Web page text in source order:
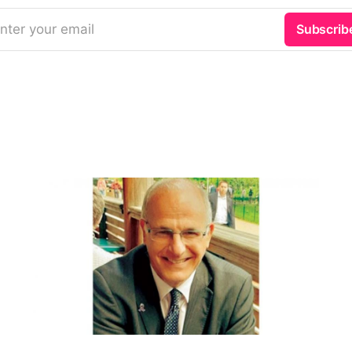
your email